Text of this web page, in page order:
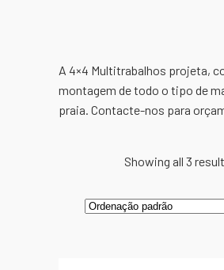
A 4×4 Multitrabalhos projeta,
montagem de todo o tipo de
praia. Contacte-nos para
Showing all 3